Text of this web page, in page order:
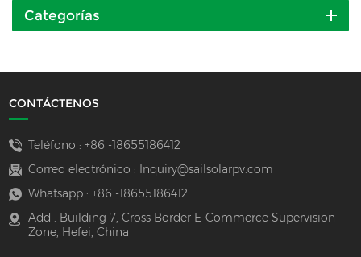
Categorías
CONTÁCTENOS
Teléfono : +86 -18655186412
Correo electrónico :
Inquiry@sailsolarpv.com
Whatsapp : +86 -18655186412
Add : Building 7, Cross Border E-Commerce Supervision
Zone, Hefei, China